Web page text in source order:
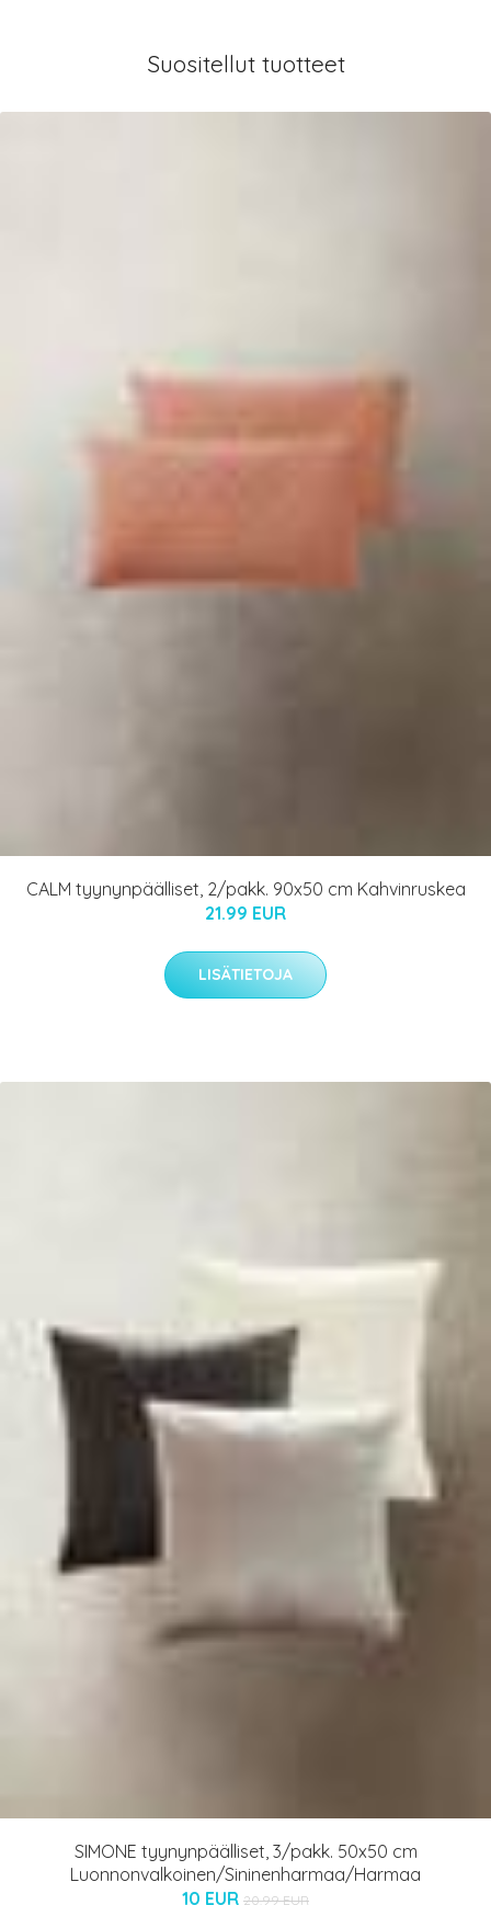
Suositellut tuotteet
CALM tyynynpäälliset, 2/pakk. 90x50 cm Kahvinruskea
21.99 EUR
LISÄTIETOJA
SIMONE tyynynpäälliset, 3/pakk. 50x50 cm
Luonnonvalkoinen/Sininenharmaa/Harmaa
10 EUR 20.99 EUR